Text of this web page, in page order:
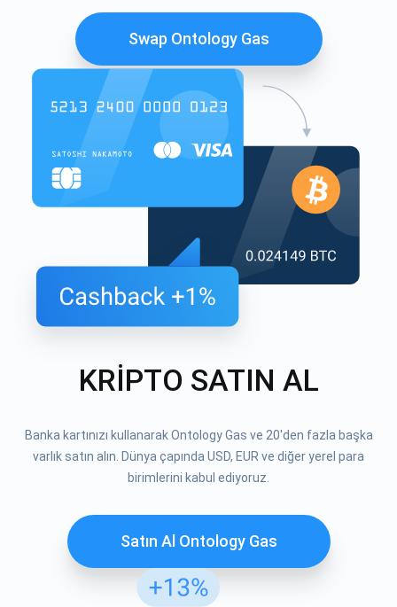
Swap Ontology Gas
KRİPTO SATIN AL
Banka kartınızı kullanarak Ontology Gas ve 20'den fazla başka
varlık satın alın. Dünya çapında USD, EUR ve diğer yerel para
birimlerini kabul ediyoruz.
Satın Al Ontology Gas